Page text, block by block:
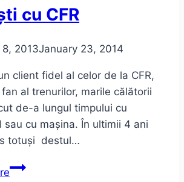
cu CFR
2013January 23, 2014
client fidel al celor de la CFR,
al trenurilor, marile călătorii
de-a lungul timpului cu
sau cu mașina. În ultimii 4 ani
totuși destul…
Trenuri